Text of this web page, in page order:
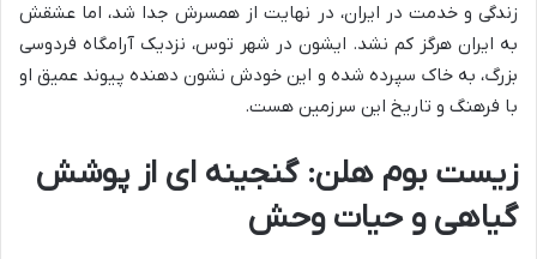
زندگی و خدمت در ایران، در نهایت از همسرش جدا شد، اما عشقش
به ایران هرگز کم نشد. ایشون در شهر توس، نزدیک آرامگاه فردوسی
بزرگ، به خاک سپرده شده و این خودش نشون دهنده پیوند عمیق او
با فرهنگ و تاریخ این سرزمین هست.
زیست بوم هلن: گنجینه ای از پوشش
گیاهی و حیات وحش